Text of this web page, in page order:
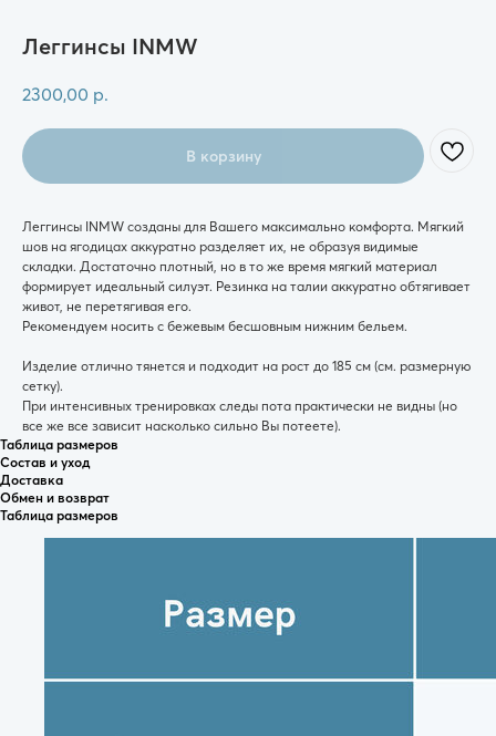
Леггинсы INMW
2300,00 р.
В корзину
Леггинсы INMW созданы для Вашего максимально комфорта. Мягкий
шов на ягодицах аккуратно разделяет их, не образуя видимые
складки. Достаточно плотный, но в то же время мягкий материал
формирует идеальный силуэт. Резинка на талии аккуратно обтягивает
живот, не перетягивая его.
Рекомендуем носить с бежевым бесшовным нижним бельем.
Изделие отлично тянется и подходит на рост до 185 см (см. размерную
сетку).
При интенсивных тренировках следы пота практически не видны (но
все же все зависит насколько сильно Вы потеете).
Таблица размеров
Состав и уход
Доставка
Обмен и возврат
Таблица размеров